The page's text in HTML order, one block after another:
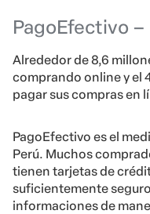
PagoEfectivo –
Alrededor de 8,6
comprando online y el
pagar sus compras en
PagoEfectivo es el
Perú. Muchos
tienen tarjetas de
suficientemente
informaciones de